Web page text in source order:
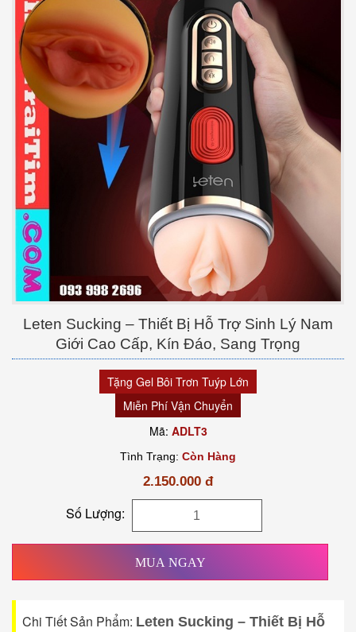
Leten Sucking – Thiết Bị Hỗ Trợ Sinh Lý Nam
Giới Cao Cấp, Kín Đáo, Sang Trọng
Tặng Gel Bôi Trơn Tuýp Lớn
Miễn Phí Vận Chuyển
Mã: ADLT3
Tình Trạng: Còn Hàng
2.150.000 đ
Số Lượng:
MUA NGAY
Chi Tiết Sản Phẩm: Leten Sucking – Thiết Bị Hỗ